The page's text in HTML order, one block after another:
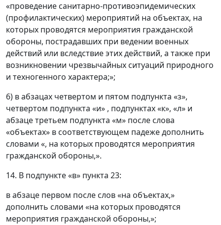
«проведение санитарно-противоэпидемических
(профилактических) мероприятий на объектах, на
которых проводятся мероприятия гражданской
обороны, пострадавших при ведении военных
действий или вследствие этих действий, а также при
возникновении чрезвычайных ситуаций природного
и техногенного характера;»;
6) в абзацах четвертом и пятом подпункта «з»,
четвертом подпункта «и» , подпунктах «к», «л» и
абзаце третьем подпункта «м» после слова
«объектах» в соответствующем падеже дополнить
словами «, на которых проводятся мероприятия
гражданской обороны,».
14. В подпункте «в» пункта 23:
в абзаце первом после слов «на объектах,»
дополнить словами «на которых проводятся
мероприятия гражданской обороны,»;